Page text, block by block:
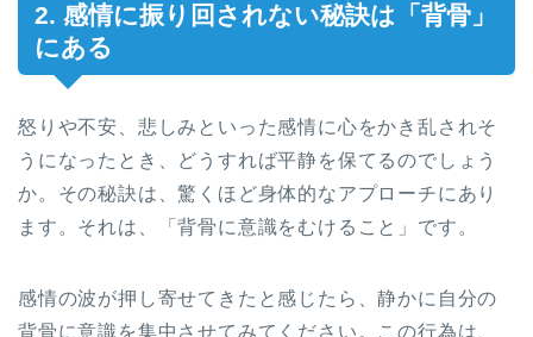
2. 感情に振り回されない秘訣は「背骨」
にある
怒りや不安、悲しみといった感情に心をかき乱されそ
うになったとき、どうすれば平静を保てるのでしょう
か。その秘訣は、驚くほど身体的なアプローチにあり
ます。それは、「背骨に意識をむけること」です。
感情の波が押し寄せてきたと感じたら、静かに自分の
背骨に意識を集中させてみてください。この行為は、